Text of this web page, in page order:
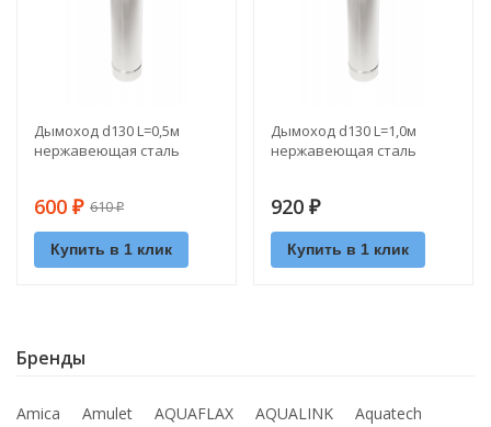
Дымоход d130 L=0,5м
нержавеющая сталь
600 ₽ 610₽
Купить в 1 клик
Дымоход d130 L=1,0м
нержавеющая сталь
920 ₽
Купить в 1 клик
Бренды
Amica Amulet AQUAFLAX AQUALINK
Aquatech